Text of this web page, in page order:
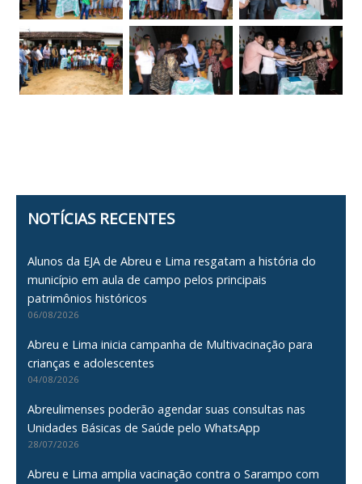
NOTÍCIAS RECENTES
Alunos da EJA de Abreu e Lima resgatam a história do
município em aula de campo pelos principais
patrimônios históricos
06/08/2026
Abreu e Lima inicia campanha de Multivacinação para
crianças e adolescentes
04/08/2026
Abreulimenses poderão agendar suas consultas nas
Unidades Básicas de Saúde pelo WhatsApp
28/07/2026
Abreu e Lima amplia vacinação contra o Sarampo com